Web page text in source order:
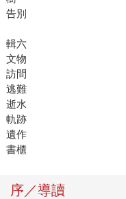
告別
輯六
文物
訪問
逃難
逝水
軌跡
遺作
書櫃
序／導讀